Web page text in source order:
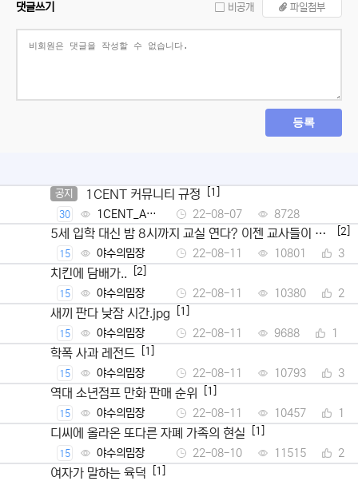
댓글쓰기 비공개 파일첨부
등록
공지 1CENT 커뮤니티 규정 [1]
30
1CENT_Ad
min
22-08-07 8728
5세 입학 대신 밤 8시까지 교실 연다? 이젠 교사들이 뿔
났다
[2]
15 야수의밈장 22-08-11 10801 3
치킨에 담배가.. [2]
15 야수의밈장 22-08-11 10380 2
새끼 판다 낮잠 시간.jpg [1]
15 야수의밈장 22-08-11 9688 1
학폭 사과 레전드 [1]
15 야수의밈장 22-08-11 10793 3
역대 소년점프 만화 판매 순위 [1]
15 야수의밈장 22-08-11 10457 1
디씨에 올라온 또다른 자폐 가족의 현실 [1]
15 야수의밈장 22-08-10 11515 2
여자가 말하는 육덕 [1]